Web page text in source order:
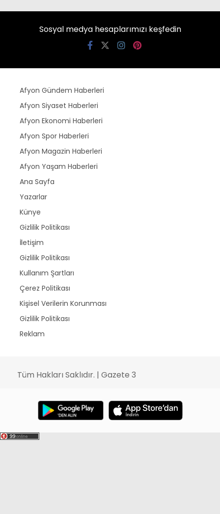
Sosyal medya hesaplarımızı keşfedin
Afyon Gündem Haberleri
Afyon Siyaset Haberleri
Afyon Ekonomi Haberleri
Afyon Spor Haberleri
Afyon Magazin Haberleri
Afyon Yaşam Haberleri
Ana Sayfa
Yazarlar
Künye
Gizlilik Politikası
İletişim
Gizlilik Politikası
Kullanım Şartları
Çerez Politikası
Kişisel Verilerin Korunması
Gizlilik Politikası
Reklam
Tüm Hakları Saklıdır. | Gazete 3